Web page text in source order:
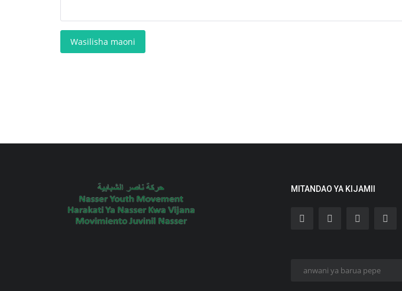
Wasilisha maoni
MITANDAO YA KIJAMII